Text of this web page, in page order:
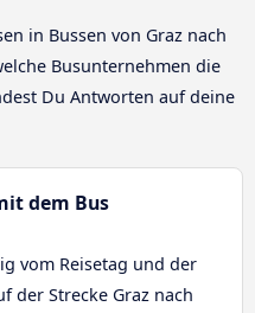
in Bussen von Graz nach
Busunternehmen die
Du Antworten auf deine
dem Bus
vom Reisetag und der
der Strecke Graz nach